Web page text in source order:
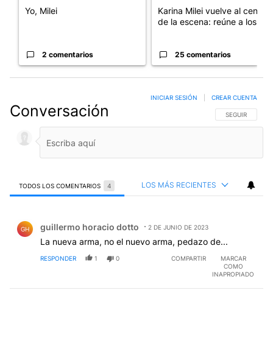
Yo, Milei
2 comentarios
Karina Milei vuelve al centro
de la escena: reúne a los...
25 comentarios
Conversación SIGA ESTA
SEGUIR
INICIAR SESIÓN CREAR CUENTA
TODOS LOS COMENTARIOS 4 LOS MÁS RECIENTES
GH guillermo horacio dotto 2 DE JUNIO DE 2023
La nueva arma, no el nuevo arma, pedazo de...
RESPONDER 1 0 COMPARTIR
MARCAR
COMO
INAPROPIADO